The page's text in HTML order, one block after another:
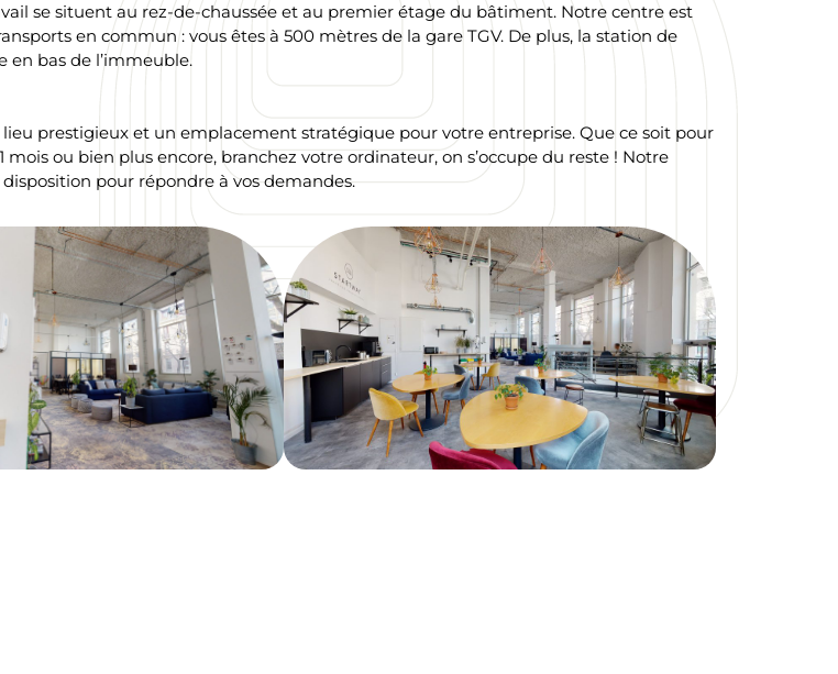
se situent au rez-de-chaussée et au premier étage du bâtiment. Notre centre est
en commun : vous êtes à 500 mètres de la gare TGV. De plus, la station de
en bas de l’immeuble.
lieu prestigieux et un emplacement stratégique pour votre entreprise. Que ce soit pour
mois ou bien plus encore, branchez votre ordinateur, on s’occupe du reste ! Notre
pour répondre à vos demandes.